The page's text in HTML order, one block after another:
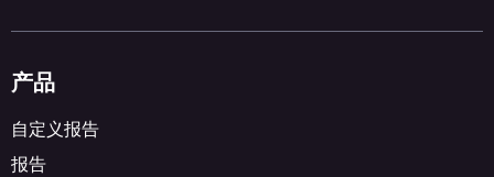
产品
自定义报告
报告